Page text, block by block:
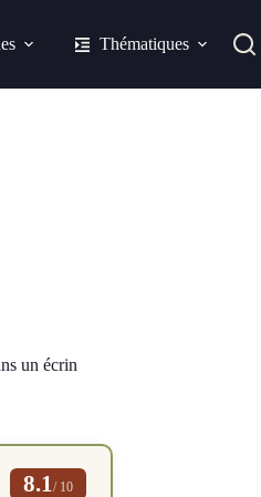
Thématiques
un écrin
8.1/ 10